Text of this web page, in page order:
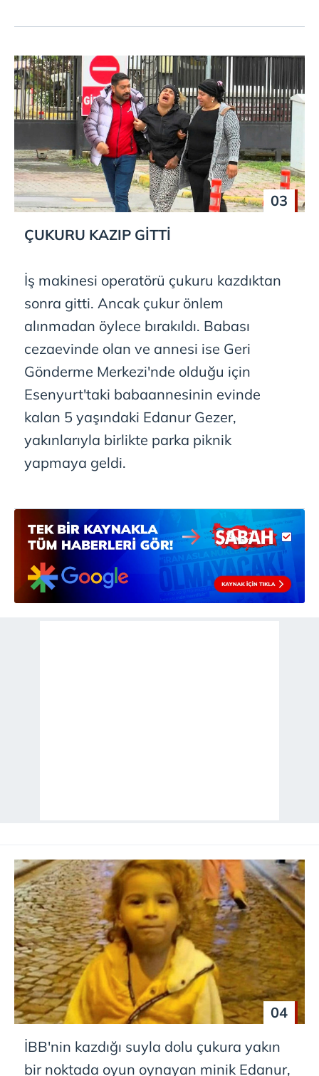
03
ÇUKURU KAZIP GİTTİ
İş makinesi operatörü çukuru kazdıktan
sonra gitti. Ancak çukur önlem
alınmadan öylece bırakıldı. Babası
cezaevinde olan ve annesi ise Geri
Gönderme Merkezi'nde olduğu için
Esenyurt'taki babaannesinin evinde
kalan 5 yaşındaki Edanur Gezer,
yakınlarıyla birlikte parka piknik
yapmaya geldi.
04
İBB'nin kazdığı suyla dolu çukura yakın
bir noktada oyun oynayan minik Edanur,